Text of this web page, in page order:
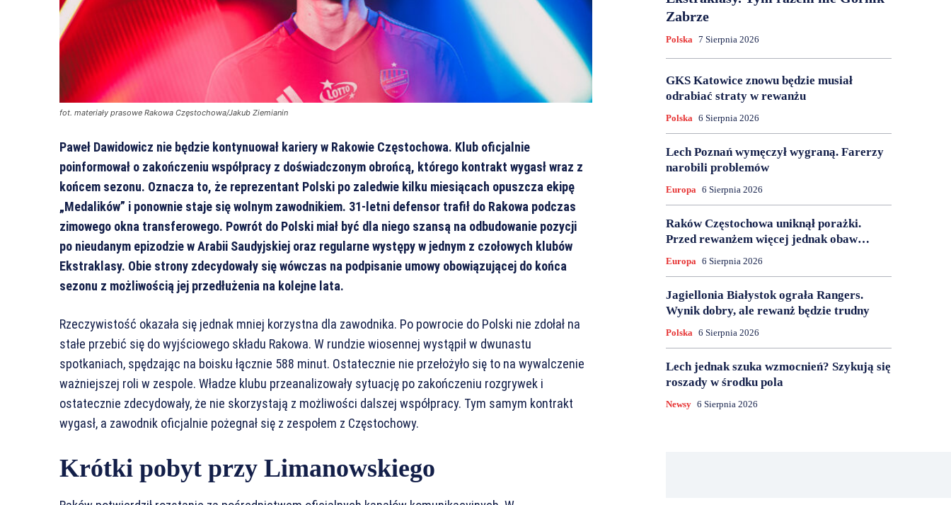
fot. materiały prasowe Rakowa Częstochowa/Jakub Ziemianin
Paweł Dawidowicz nie będzie kontynuował kariery w Rakowie Częstochowa. Klub oficjalnie
poinformował o zakończeniu współpracy z doświadczonym obrońcą, którego kontrakt wygasł wraz z
końcem sezonu. Oznacza to, że reprezentant Polski po zaledwie kilku miesiącach opuszcza ekipę
„Medalików” i ponownie staje się wolnym zawodnikiem. 31-letni defensor trafił do Rakowa podczas
zimowego okna transferowego. Powrót do Polski miał być dla niego szansą na odbudowanie pozycji
po nieudanym epizodzie w Arabii Saudyjskiej oraz regularne występy w jednym z czołowych klubów
Ekstraklasy. Obie strony zdecydowały się wówczas na podpisanie umowy obowiązującej do końca
sezonu z możliwością jej przedłużenia na kolejne lata.
Rzeczywistość okazała się jednak mniej korzystna dla zawodnika. Po powrocie do Polski nie zdołał na
stałe przebić się do wyjściowego składu Rakowa. W rundzie wiosennej wystąpił w dwunastu
spotkaniach, spędzając na boisku łącznie 588 minut. Ostatecznie nie przełożyło się to na wywalczenie
ważniejszej roli w zespole. Władze klubu przeanalizowały sytuację po zakończeniu rozgrywek i
ostatecznie zdecydowały, że nie skorzystają z możliwości dalszej współpracy. Tym samym kontrakt
wygasł, a zawodnik oficjalnie pożegnał się z zespołem z Częstochowy.
Krótki pobyt przy Limanowskiego
Zabrze
Polska 7 Sierpnia 2026
GKS Katowice znowu będzie musiał
odrabiać straty w rewanżu
Polska 6 Sierpnia 2026
Lech Poznań wymęczył wygraną. Farerzy
narobili problemów
Europa 6 Sierpnia 2026
Raków Częstochowa uniknął porażki.
Przed rewanżem więcej jednak obaw…
Europa 6 Sierpnia 2026
Jagiellonia Białystok ograła Rangers.
Wynik dobry, ale rewanż będzie trudny
Polska 6 Sierpnia 2026
Lech jednak szuka wzmocnień? Szykują się
roszady w środku pola
Newsy 6 Sierpnia 2026